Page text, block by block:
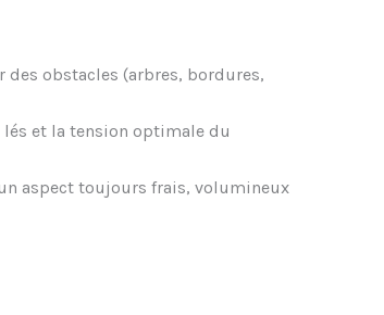
obstacles (arbres, bordures,
et la tension optimale du
aspect toujours frais, volumineux